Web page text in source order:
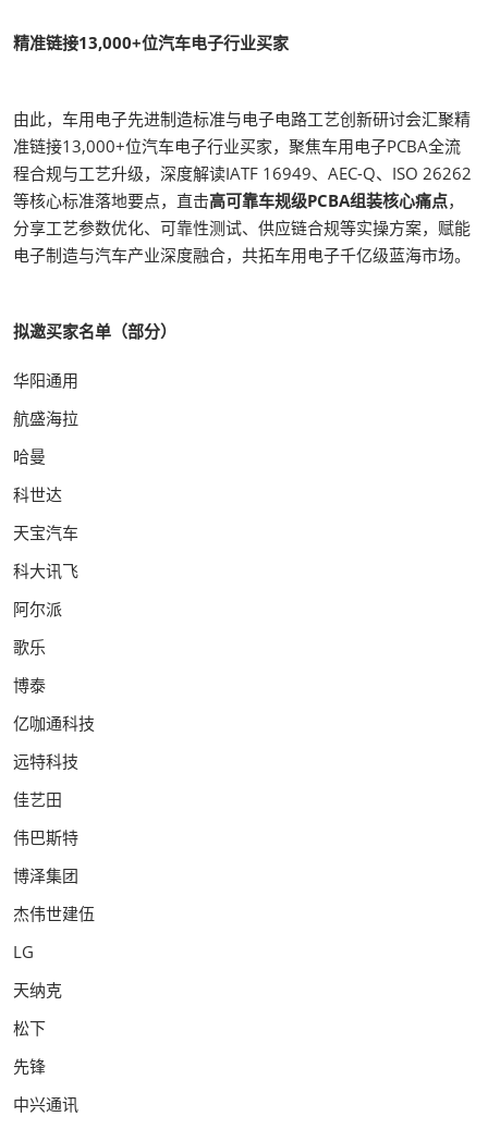
精准链接13,000+位汽车电子行业买家
由此，车用电子先进制造标准与电子电路工艺创新研讨会汇聚精
准链接13,000+位汽车电子行业买家，聚焦车用电子PCBA全流
程合规与工艺升级，深度解读IATF 16949、AEC-Q、ISO 26262
等核心标准落地要点，直击高可靠车规级PCBA组装核心痛点，
分享工艺参数优化、可靠性测试、供应链合规等实操方案，赋能
电子制造与汽车产业深度融合，共拓车用电子千亿级蓝海市场。
拟邀买家名单（部分）
华阳通用
航盛海拉
哈曼
科世达
天宝汽车
科大讯飞
阿尔派
歌乐
博泰
亿咖通科技
远特科技
佳艺田
伟巴斯特
博泽集团
杰伟世建伍
LG
天纳克
松下
先锋
中兴通讯